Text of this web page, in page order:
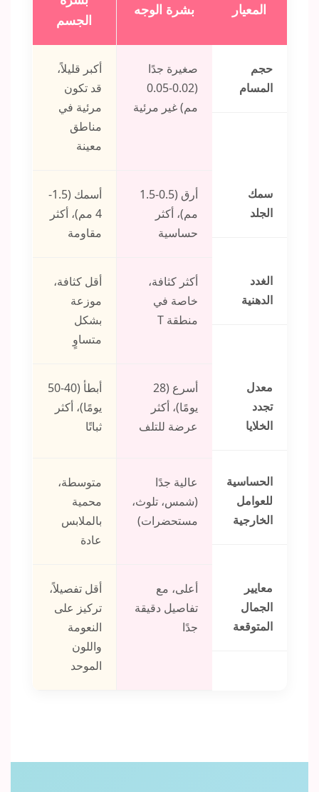
المعيار بشرة الوجه
الجسم
حجم
المسام
صغيرة جدًا
(0.02-0.05
مم) غير مرئية
أكبر قليلاً،
قد تكون
مرئية في
مناطق
معينة
سمك
الجلد
أرق (0.5-1.5
مم)، أكثر
حساسية
أسمك (1.5-
4 مم)، أكثر
مقاومة
الغدد
الدهنية
أكثر كثافة،
خاصة في
منطقة T
أقل كثافة،
موزعة
بشكل
متساوٍ
معدل
تجدد
الخلايا
أسرع (28
يومًا)، أكثر
عرضة للتلف
أبطأ (40-50
يومًا)، أكثر
ثباتًا
الحساسية
للعوامل
الخارجية
عالية جدًا
(شمس، تلوث،
مستحضرات)
متوسطة،
محمية
بالملابس
عادة
معايير
الجمال
المتوقعة
أعلى، مع
تفاصيل دقيقة
جدًا
أقل تفصيلاً،
تركيز على
النعومة
واللون
الموحد